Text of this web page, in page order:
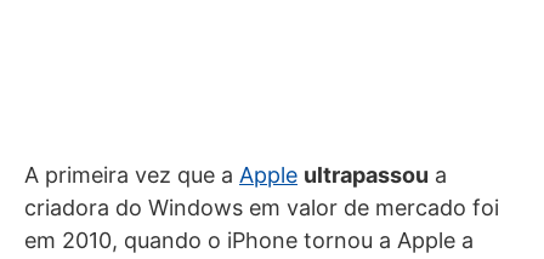
A primeira vez que a Apple ultrapassou a
criadora do Windows em valor de mercado foi
em 2010, quando o iPhone tornou a Apple a